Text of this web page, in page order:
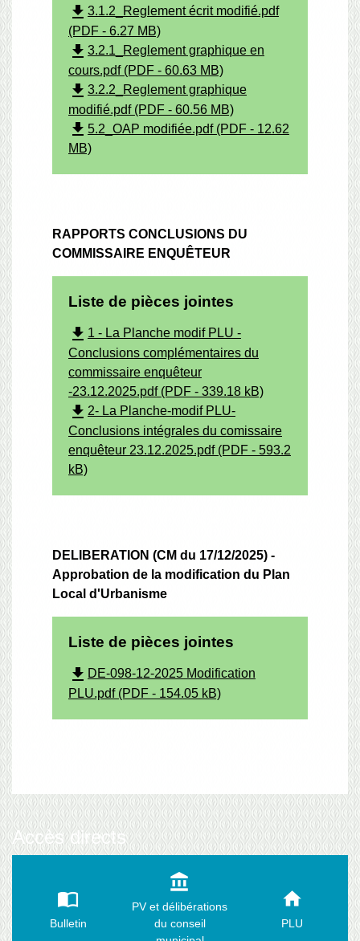
file_download 3.1.2_Reglement écrit modifié.pdf
(PDF - 6.27 MB)
file_download 3.2.1_Reglement graphique en
cours.pdf (PDF - 60.63 MB)
file_download 3.2.2_Reglement graphique
modifié.pdf (PDF - 60.56 MB)
file_download 5.2_OAP modifiée.pdf (PDF - 12.62
MB)
RAPPORTS CONCLUSIONS DU
COMMISSAIRE ENQUÊTEUR
Liste de pièces jointes
file_download 1 - La Planche modif PLU -
Conclusions complémentaires du
commissaire enquêteur
-23.12.2025.pdf (PDF - 339.18 kB)
file_download 2- La Planche-modif PLU-
Conclusions intégrales du comissaire
enquêteur 23.12.2025.pdf (PDF - 593.2
kB)
DELIBERATION (CM du 17/12/2025) -
Approbation de la modification du Plan
Local d'Urbanisme
Liste de pièces jointes
file_download DE-098-12-2025 Modification
PLU.pdf (PDF - 154.05 kB)
Accès directs
import_contacts
Bulletin
account_balance
PV et délibérations
du conseil
home
PLU